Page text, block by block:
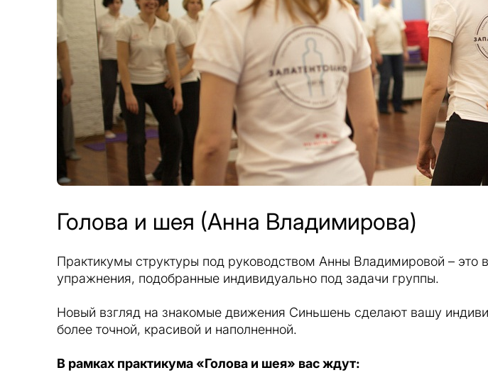
Голова и шея (Анна Владимирова)
Практикумы структуры под руководством Анны Владимировой – это
упражнения, подобранные индивидуально под задачи группы.
Новый взгляд на знакомые движения Синьшень сделают вашу
более точной, красивой и наполненной.
В рамках практикума «Голова и шея» вас ждут: